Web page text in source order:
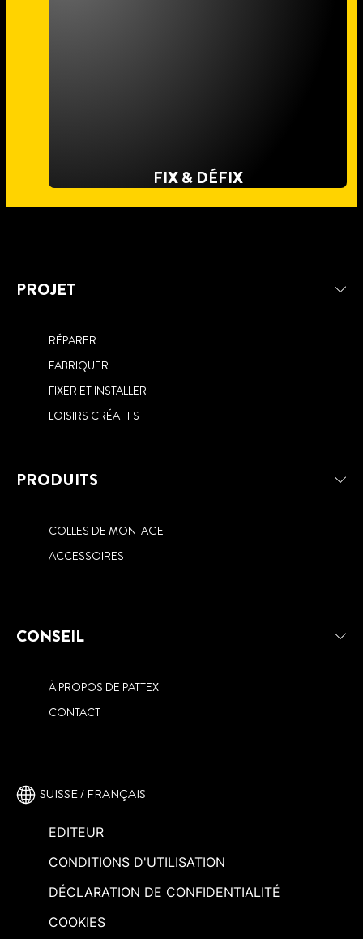
FIX & DÉFIX
PROJET
RÉPARER
FABRIQUER
FIXER ET INSTALLER
LOISIRS CRÉATIFS
PRODUITS
COLLES DE MONTAGE
ACCESSOIRES
CONSEIL
À PROPOS DE PATTEX
CONTACT
SUISSE / FRANÇAIS
EDITEUR
CONDITIONS D'UTILISATION
DÉCLARATION DE CONFIDENTIALITÉ
COOKIES